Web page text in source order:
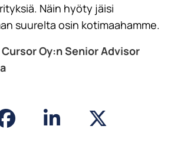
Näin hyöty jäisi
suurelta osin kotimaahamme.
Oy:n Senior Advisor